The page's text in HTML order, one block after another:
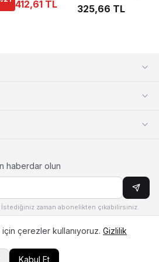
412,61 TL 325,66 TL
haberdar olun
zaman abonelikten çıkabilirsiniz.
Bizi Arayın
çerezler kullanıyoruz. Gizlilik
Kabul Et